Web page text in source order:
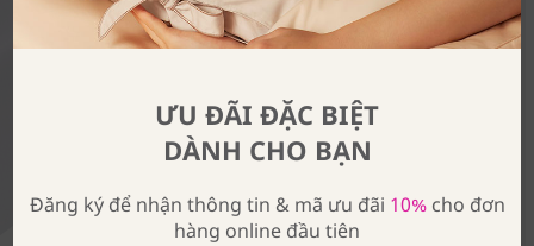
ƯU ĐÃI ĐẶC BIỆT
DÀNH CHO BẠN
Đăng ký để nhận thông tin & mã ưu đãi 10%cho đơn
hàng online đầu tiên